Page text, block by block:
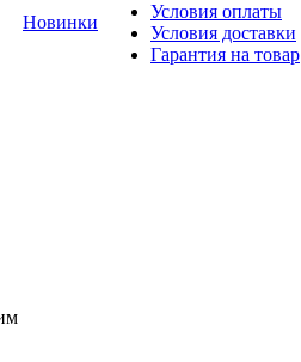
Новинки
Условия оплаты
Условия доставки
Гарантия на товар